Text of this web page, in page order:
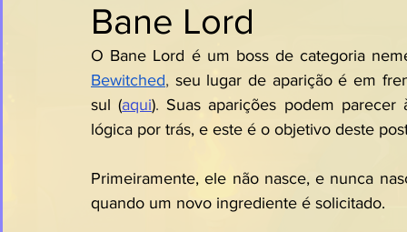
Bane Lord
Bewitched, seu lugar de aparição é em
sul (aqui). Suas aparições podem
lógica por trás, e este é o objetivo deste
Primeiramente, ele não nasce, e nunca
quando um novo ingrediente é solicitado.